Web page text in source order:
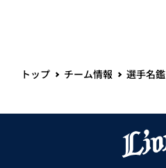
トップ チーム情報 選手名鑑